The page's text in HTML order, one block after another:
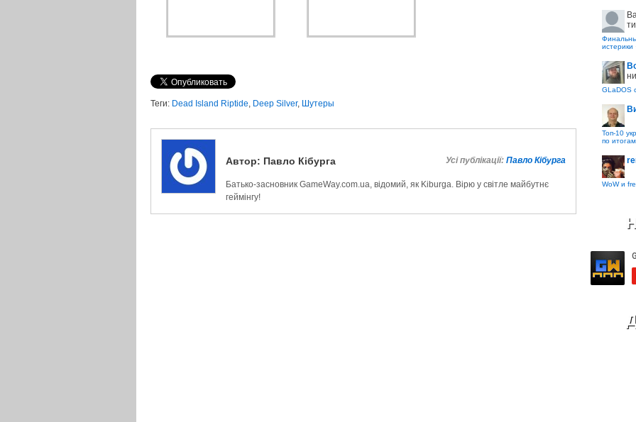
Теги: Dead Island Riptide, Deep Silver, Шутеры
Автор: Павло Кібурга Усі публікації: Павло Кібурга
Батько-засновник GameWay.com.ua, відомий, як Kiburga. Вірю у світле майбутнє
геймінгу!
истерики
GLaDOS
Топ-10
по
WoW и